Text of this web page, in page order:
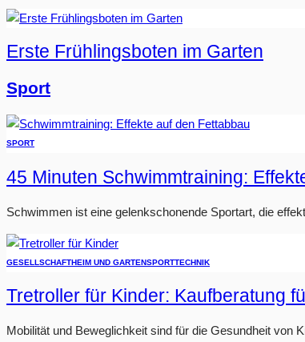
Erste Frühlingsboten im Garten
Sport
SPORT
45 Minuten Schwimmtraining:
Schwimmen ist eine gelenkschonende Sportart, die
GESELLSCHAFTHEIM UND GARTENSPORTTECHNIK
Tretroller für Kinder: Kaufberatung
Mobilität und Beweglichkeit sind für die Gesundheit von